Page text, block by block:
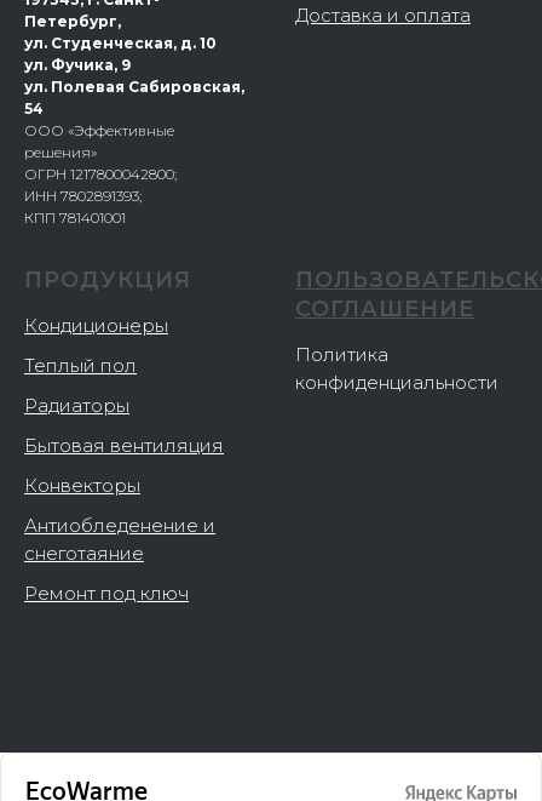
Петербург,
ул. Студенческая, д. 10
ул. Фучика, 9
ул. Полевая Сабировская,
54
ООО «Эффективные
решения»
ОГРН 1217800042800;
ИНН 7802891393;
КПП 781401001
Доставка и оплата
ПРОДУКЦИЯ
Кондиционеры
Теплый пол
Радиаторы
Бытовая вентиляция
Конвекторы
Антиобледенение и
снеготаяние
Ремонт под ключ
СОГЛАШЕНИЕ
Политика
конфиденциальности